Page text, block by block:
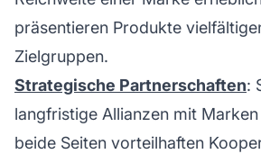
präsentieren Produkte
Zielgruppen.
Strategische Partnerschaften:
langfristige Allianzen mit
beide Seiten vorteilhaften